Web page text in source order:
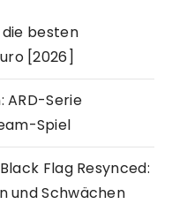
die besten
[2026]
ARD-Serie
Spiel
Flag Resynced:
und Schwächen